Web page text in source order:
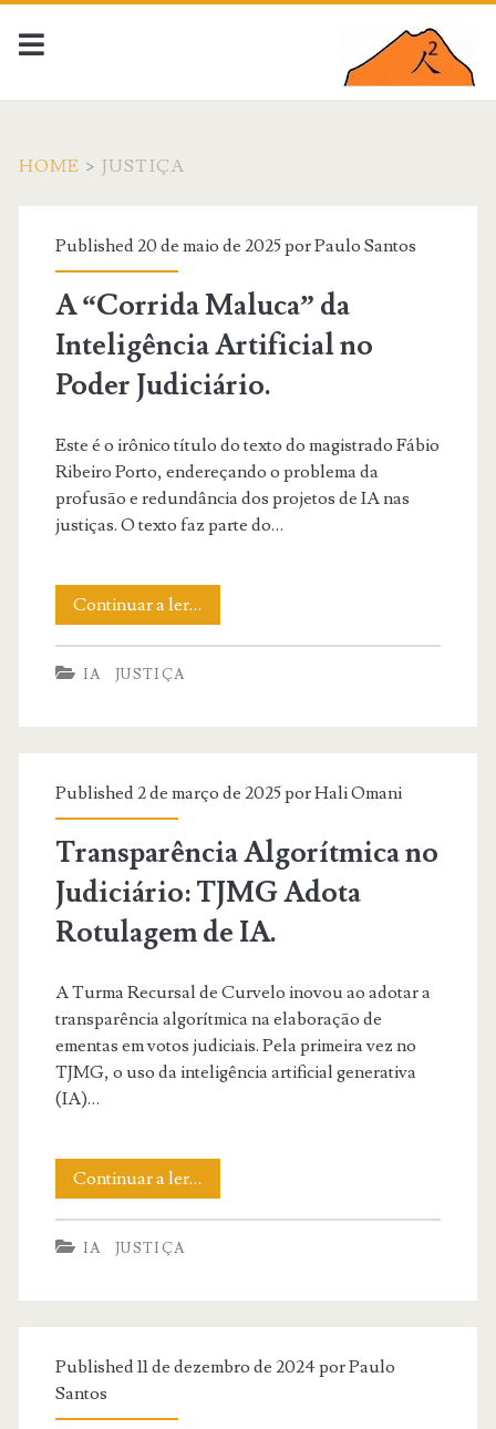
HOME > JUSTIÇA
Categoria:
<span>justiça</span>
Published 20 de maio de 2025 porPaulo Santos
A “Corrida Maluca” da
Inteligência Artificial no
Poder Judiciário.
Este é o irônico título do texto do magistrado Fábio
Ribeiro Porto, endereçando o problema da
profusão e redundância dos projetos de IA nas
justiças. O texto faz parte do…
Continuar a ler…
“Corrida
Artificial
no
Poder
Judiciário.
IA JUSTIÇA
Published 2 de março de 2025 porHali Omani
Transparência Algorítmica no
Judiciário: TJMG Adota
Rotulagem de IA.
A Turma Recursal de Curvelo inovou ao adotar a
transparência algorítmica na elaboração de
ementas em votos judiciais. Pela primeira vez no
TJMG, o uso da inteligência artificial generativa
(IA)…
Continuar a ler…
Algorítmica
Adota
IA JUSTIÇA
Published 11 de dezembro de 2024 porPaulo
Santos